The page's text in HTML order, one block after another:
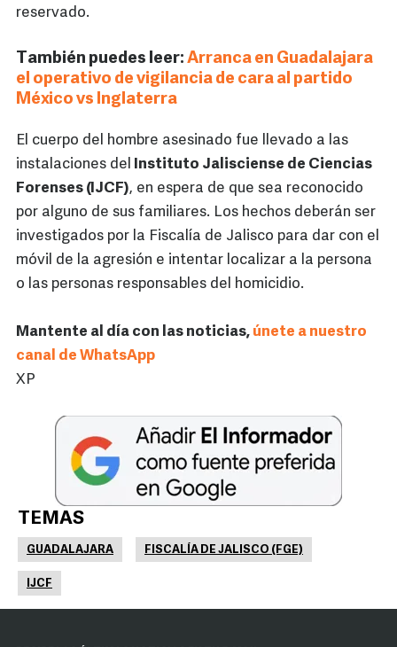
reservado.
También puedes leer: Arranca en Guadalajara
el operativo de vigilancia de cara al partido
México vs Inglaterra
El cuerpo del hombre asesinado fue llevado a las
instalaciones del Instituto Jalisciense de Ciencias
Forenses (IJCF), en espera de que sea reconocido
por alguno de sus familiares. Los hechos deberán ser
investigados por la Fiscalía de Jalisco para dar con el
móvil de la agresión e intentar localizar a la persona
o las personas responsables del homicidio.
Mantente al día con las noticias, únete a nuestro
canal de WhatsApp
XP
TEMAS
GUADALAJARA FISCALÍA DE JALISCO (FGE)
IJCF